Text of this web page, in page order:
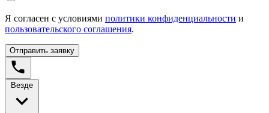
Я согласен с условиями политики конфиденциальности и
пользовательского соглашения.
Отправить заявку
Везде